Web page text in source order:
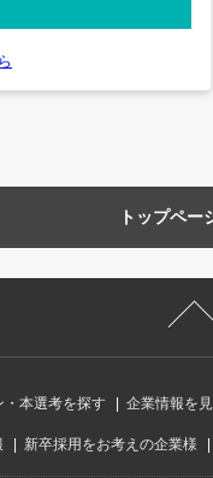
トップペー
・本選考を探す 企業情報を
新卒採用をお考えの企業様